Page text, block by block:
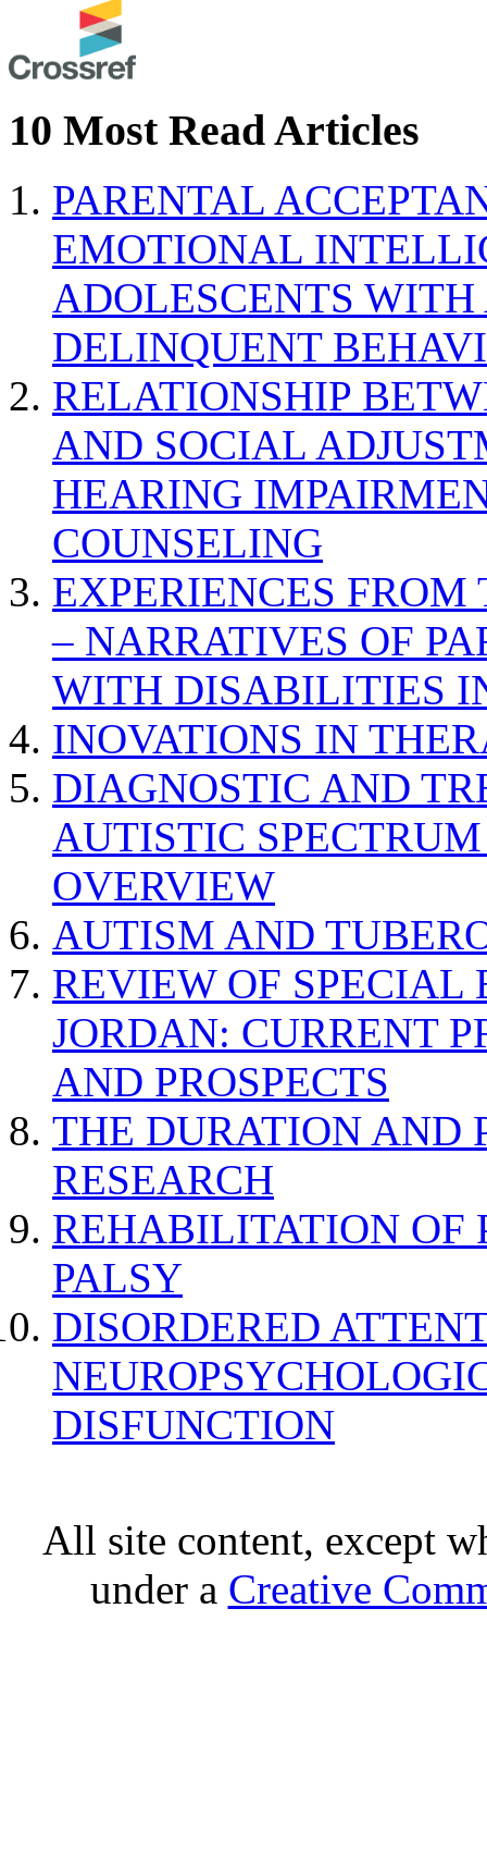
10 Most Read Articles
PARENTAL
EMOTIONAL
ADOLESCENTS
DELINQUENT
RELATIONSHIP
AND SOCIAL
HEARING
COUNSELING
EXPERIENCES
– NARRATIVES OF
WITH DISABILITIES
INOVATIONS IN
DIAGNOSTIC AND
AUTISTIC
OVERVIEW
AUTISM AND
REVIEW OF SPECIAL
JORDAN: CURRENT
AND PROSPECTS
THE DURATION AND
RESEARCH
REHABILITATION OF
PALSY
DISORDERED
DISFUNCTION
All site content, except
under a Creative